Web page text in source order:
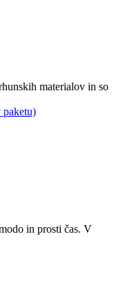
materialov in so
in prosti čas. V